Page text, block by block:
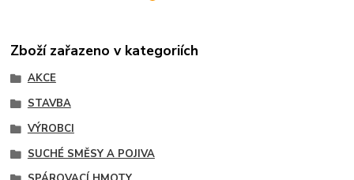
Zboží zařazeno v kategoriích
AKCE
STAVBA
VÝROBCI
SUCHÉ SMĚSY A POJIVA